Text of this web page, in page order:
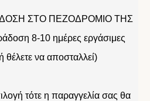
ΣΤΟ ΠΕΖΟΔΡΟΜΙΟ ΤΗΣ
8-10 ημέρες εργάσιμες
θέλετε να αποσταλλεί)
τότε η παραγγελία σας θα